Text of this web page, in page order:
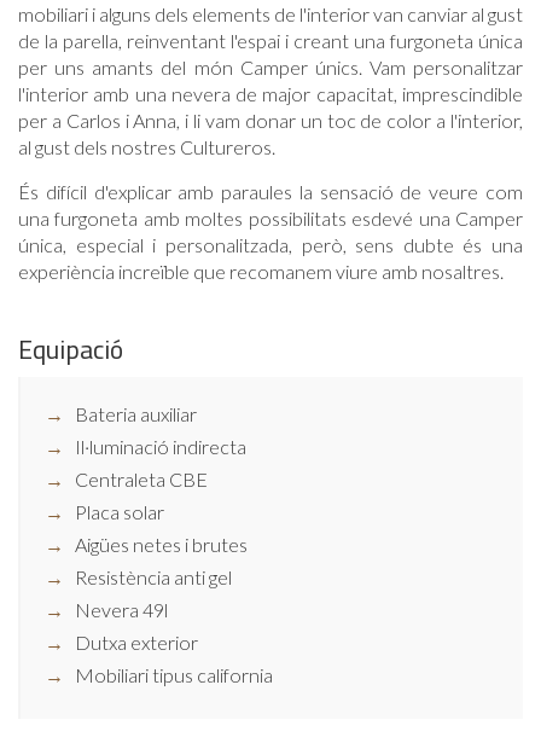
mobiliari i alguns dels elements de l'interior van canviar al gust
de la parella, reinventant l'espai i creant una furgoneta única
per uns amants del món Camper únics. Vam personalitzar
l'interior amb una nevera de major capacitat, imprescindible
per a Carlos i Anna, i li vam donar un toc de color a l'interior,
al gust dels nostres Cultureros.
És difícil d'explicar amb paraules la sensació de veure com
una furgoneta amb moltes possibilitats esdevé una Camper
única, especial i personalitzada, però, sens dubte és una
experiència increïble que recomanem viure amb nosaltres.
Equipació
Bateria auxiliar
Il·luminació indirecta
Centraleta CBE
Placa solar
Aigües netes i brutes
Resistència anti gel
Nevera 49l
Dutxa exterior
Mobiliari tipus california